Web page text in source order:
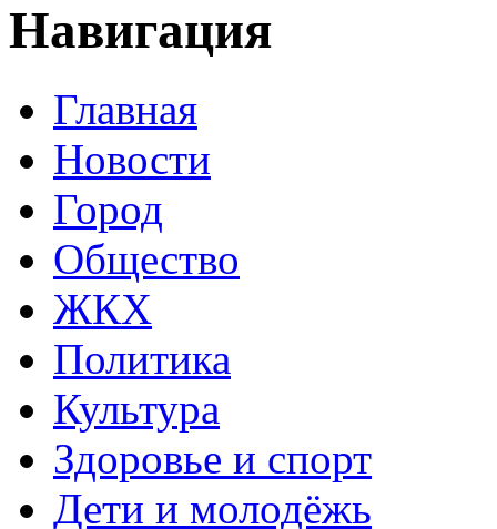
Навигация
Главная
Новости
Город
Общество
ЖКХ
Политика
Культура
Здоровье и спорт
Дети и молодёжь